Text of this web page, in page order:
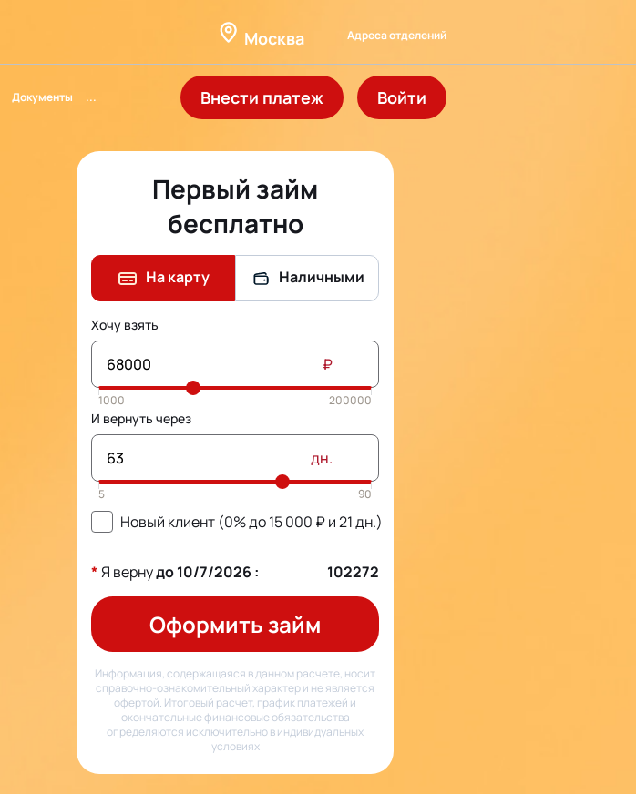
Москва Адреса отделений
Документы ... Внести платеж Войти
Первый займ
бесплатно
На карту Наличными
Хочу взять
₽
И вернуть через
дн.
Новый клиент (0% до15 000 ₽ и21дн.)
*Я вернудо10/7/2026 : 102272
Оформить займ
Информация, содержащаяся в данном расчете, носит
справочно-ознакомительный характер и не является
офертой. Итоговый расчет, график платежей и
окончательные финансовые обязательства
определяются исключительно в индивидуальных
условиях